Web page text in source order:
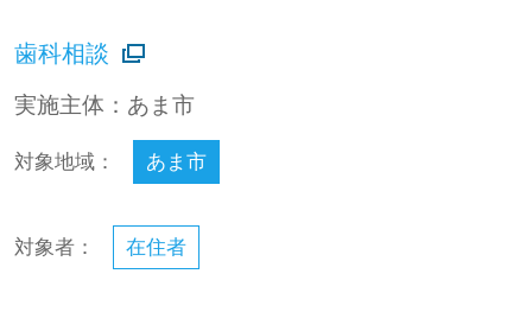
歯科相談
実施主体：あま市
対象地域： あま市
対象者： 在住者